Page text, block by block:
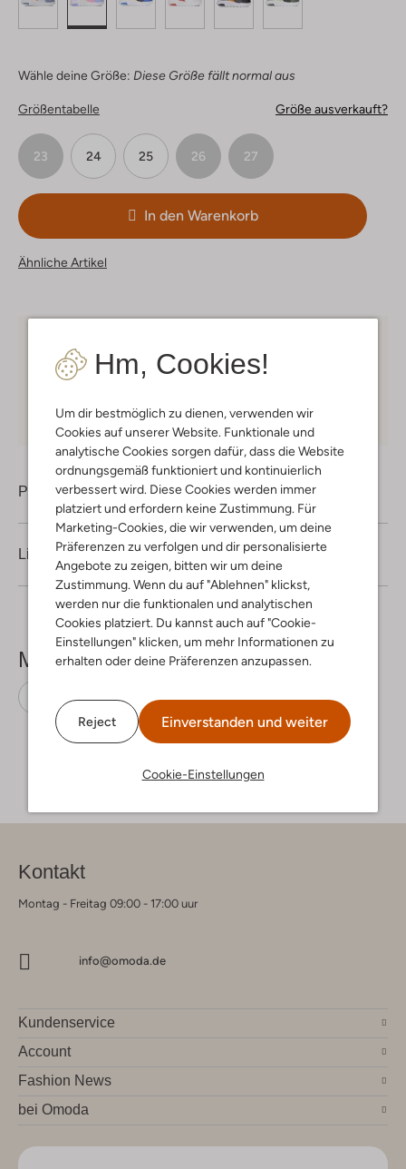
Hm, Cookies!
Um dir bestmöglich zu dienen, verwenden wir
Cookies auf unserer Website. Funktionale und
analytische Cookies sorgen dafür, dass die Website
ordnungsgemäß funktioniert und kontinuierlich
verbessert wird. Diese Cookies werden immer
platziert und erfordern keine Zustimmung. Für
Marketing-Cookies, die wir verwenden, um deine
Präferenzen zu verfolgen und dir personalisierte
Angebote zu zeigen, bitten wir um deine
Zustimmung. Wenn du auf "Ablehnen" klickst,
werden nur die funktionalen und analytischen
Cookies platziert. Du kannst auch auf "Cookie-
Einstellungen" klicken, um mehr Informationen zu
erhalten oder deine Präferenzen anzupassen.
Reject Einverstanden und weiter
Cookie-Einstellungen
Wähle deine Größe: Diese Größe fällt normal aus
Größentabelle Größe ausverkauft?
23 24 25 26 27
In den Warenkorb
Ähnliche Artikel
Kostenloser Versand
Mitglieder in Deutschland
Produktinformation
Lieferung & Rückgabe
Mehr sehen
Sneaker Low Puma Leder-Optik
Kontakt
Montag - Freitag 09:00 - 17:00 uur
info@omoda.de
Kundenservice
Account
Fashion News
bei Omoda